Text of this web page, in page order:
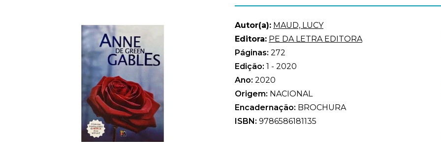
Autor(a): MAUD, LUCY
Editora: PE DA LETRA EDITORA
Páginas: 272
Edição: 1 - 2020
Ano: 2020
Origem: NACIONAL
Encadernação: BROCHURA
ISBN: 9786586181135